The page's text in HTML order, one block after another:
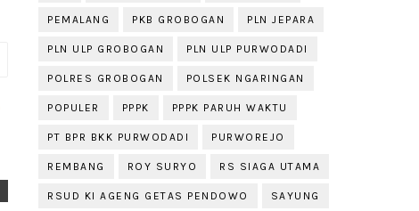
PEMALANG PKB GROBOGAN PLN JEPARA
PLN ULP GROBOGAN PLN ULP PURWODADI
POLRES GROBOGAN POLSEK NGARINGAN
POPULER PPPK PPPK PARUH WAKTU
PT BPR BKK PURWODADI PURWOREJO
REMBANG ROY SURYO RS SIAGA UTAMA
RSUD KI AGENG GETAS PENDOWO SAYUNG